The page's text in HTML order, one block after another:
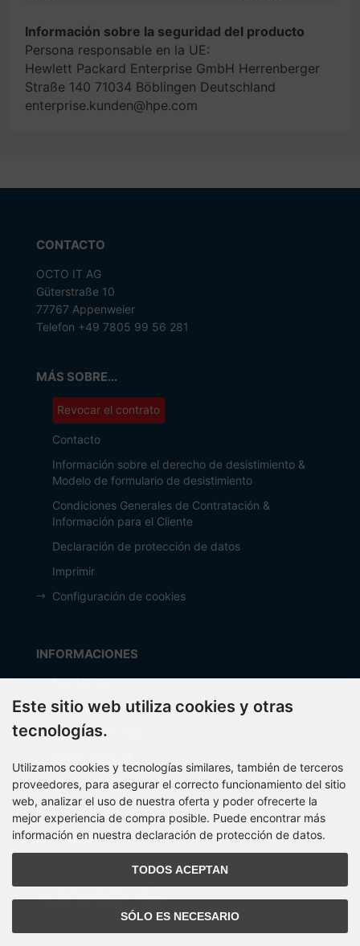
Información sobre la seguridad del producto
Persona responsable en la UE:
Hewlett Packard Enterprise GmbH Herrenberger
Straße 140 71034 Böblingen Deutschland
enterprise.kunden@hpe.com
CONTACTO
OCTO IT AG
Güterstraße 10
77767 Appenweier
Telefon +49 7805 99 56 281
MÁS SOBRE...
Revocar el contrato
Contacto
Información sobre el derecho de desistimiento &
Modelo de formulario de desistimiento
Condiciones Generales de Contratación &
Información para el Cliente
Declaración de protección de datos
Imprimir
Configuración de cookies
INFORMACIONES
Fabricante
Costos de envío
Métodos de pago
Mapa del sitio
PARTNER
Este sitio web utiliza cookies y otras
tecnologías.
Utilizamos cookies y tecnologías similares, también de terceros
proveedores, para asegurar el correcto funcionamiento del sitio
web, analizar el uso de nuestra oferta y poder ofrecerte la
mejor experiencia de compra posible. Puede encontrar más
información en nuestra declaración de protección de datos.
TODOS ACEPTAN
SÓLO ES NECESARIO